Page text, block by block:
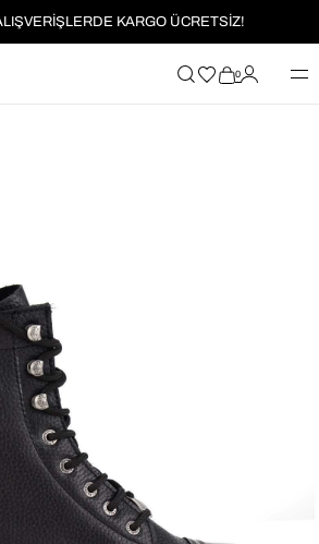
KARGO ÜCRETSİZ!
ÖZEL İLK ALIŞVERİŞİNİZE %5 İNDİRİM
0